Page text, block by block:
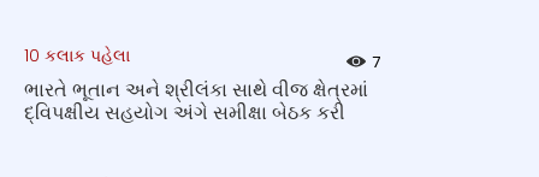
10 કલાક પહેલા 7
ભારતે ભૂતાન અને શ્રીલંકા સાથે વીજ ક્ષેત્રમાં
દ્વિપક્ષીય સહયોગ અંગે સમીક્ષા બેઠક કરી